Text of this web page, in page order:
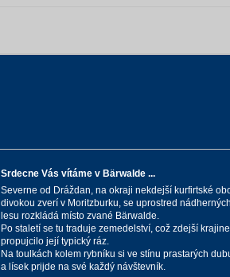
Srdecne Vás vítáme v Bärwalde ...
Severne od Dráždan, na okraji nekdejší kurfirtské
divokou zverí v Moritzburku, se uprostred
lesu rozkládá místo zvané Bärwalde.
Po staletí se tu traduje zemedelství, což zdejší krajine
propujcilo její typický ráz.
Na toulkách kolem rybníku si ve stínu prastarých
a lísek prijde na své každý návštevník.